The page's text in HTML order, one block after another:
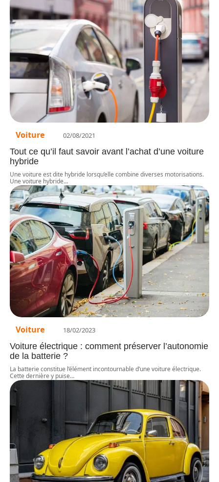
Voiture 02/08/2021
Tout ce qu’il faut savoir avant l’achat d’une voiture
hybride
Une voiture est dite hybride lorsqu’elle combine diverses motorisations.
Une voiture hybride…
Voiture 18/02/2023
Voiture électrique : comment préserver l’autonomie
de la batterie ?
La batterie constitue l’élément incontournable d’une voiture électrique.
Cette dernière y puise…